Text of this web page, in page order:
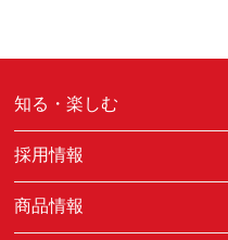
知る・楽しむ
採用情報
商品情報